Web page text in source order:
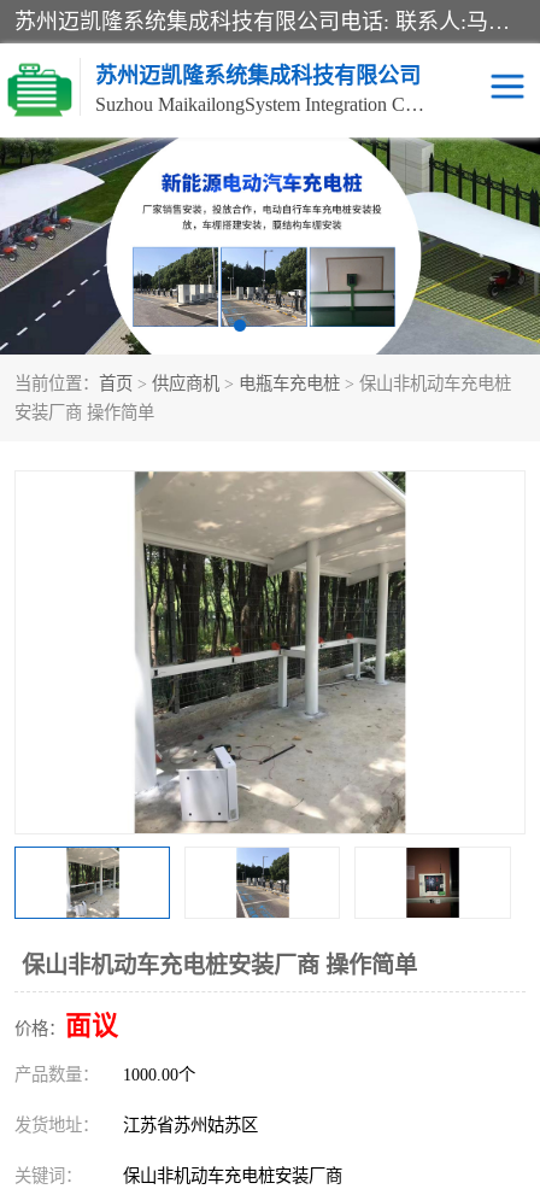
苏州迈凯隆系统集成科技有限公司电话: 联系人:马杰森 销售安装视频监控、报警系统、电话交换机、门禁考勤、巡更系统、呼叫对讲系统、停车场道闸、智能家居、广播系统、综合布线、办公设备、电子商务软件、网络工程、酒店门锁系列 系统集成、VOD视频点播、LED显示屏、节能产品、USP电源、收银机等弱电及智能化项目。
苏州迈凯隆系统集成科技有限公司
Suzhou MaikailongSystem Integration Co., Ltd.
当前位置： 首页 > 供应商机 > 电瓶车充电桩 > 保山非机动车充电桩
安装厂商 操作简单
保山非机动车充电桩安装厂商 操作简单
价格： 面议
产品数量： 1000.00个
发货地址： 江苏省苏州姑苏区
关键词： 保山非机动车充电桩安装厂商
非机动车充电桩 电瓶车充电桩
电动自行车充电桩 两轮电动车充电桩
充电桩